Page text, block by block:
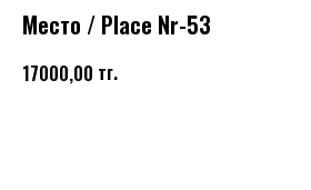
Место / Place Nr-53
17000,00 тг.